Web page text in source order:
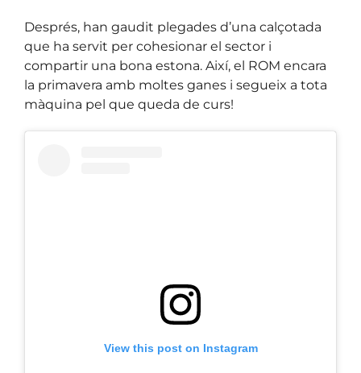
Després, han gaudit plegades d’una calçotada
que ha servit per cohesionar el sector i
compartir una bona estona. Així, el ROM encara
la primavera amb moltes ganes i segueix a tota
màquina pel que queda de curs!
View this post on Instagram